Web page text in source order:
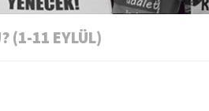
(1-11 EYLÜL)